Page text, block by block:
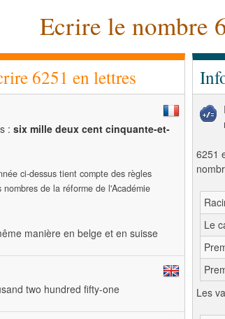
Ecrire le nombre
6251 en lettres
: six mille deux cent cinquante-et-
ci-dessus tient compte des règles
nombres de la réforme de l'Académie
manière en belge et en suisse
two hundred fifty-one
6251
Le
Les